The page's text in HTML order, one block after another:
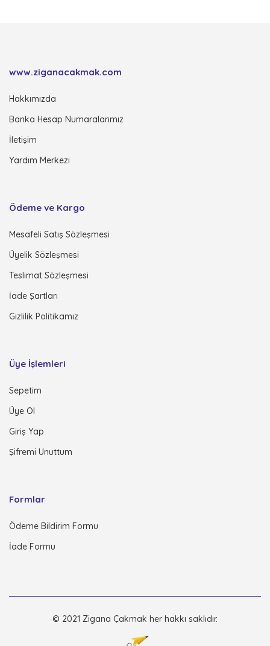
www.ziganacakmak.com
Hakkımızda
Banka Hesap Numaralarımız
İletişim
Yardım Merkezi
Ödeme ve Kargo
Mesafeli Satış Sözleşmesi
Üyelik Sözleşmesi
Teslimat Sözleşmesi
İade Şartları
Gizlilik Politikamız
Üye İşlemleri
Sepetim
Üye Ol
Giriş Yap
Şifremi Unuttum
Formlar
Ödeme Bildirim Formu
İade Formu
© 2021 Zigana Çakmak her hakkı saklıdır.